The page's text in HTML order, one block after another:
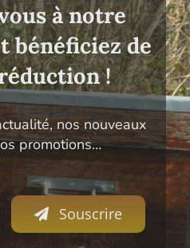
à notre
bénéficiez de
!
nos nouveaux
promotions…
Souscrire